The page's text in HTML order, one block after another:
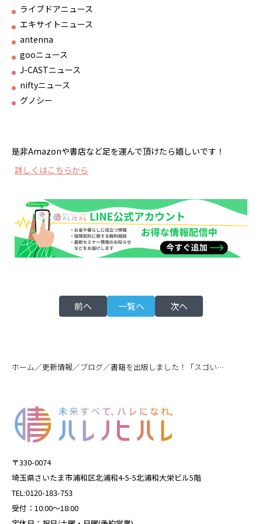
ライブドアニュース
エキサイトニュース
antenna
gooニュース
J-CASTニュース
niftyニュース
グノシー
是非Amazonや書店など足を運んで頂けたら嬉しいです！
詳しくはこちらから
前へ 一覧へ 次へ
ホーム／更新情報／ブログ／ 書籍を出版しました！「スゴい保険代理店経営」
〒330-0074
埼玉県さいたま市浦和区北浦和4-5-5北浦和大栄ビル5階
TEL:0120-183-753
受付：10:00～18:00